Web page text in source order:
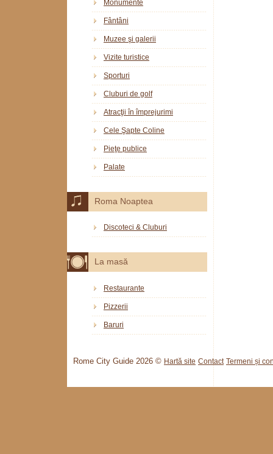
Monumente
Fântâni
Muzee şi galerii
Vizite turistice
Sporturi
Cluburi de golf
Atracţii în împrejurimi
Cele Şapte Coline
Pieţe publice
Palate
Roma Noaptea
Discoteci & Cluburi
La masă
Restaurante
Pizzerii
Baruri
Rome City Guide 2026 © Hartă site Contact Termeni și